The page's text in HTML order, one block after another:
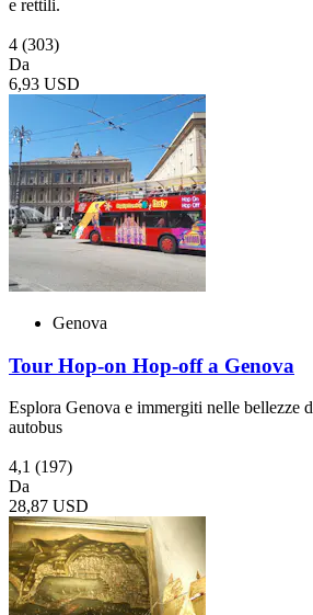
e rettili.
4 (303)
Da
6,93 USD
Genova
Tour Hop-on Hop-off a Genova
Esplora Genova e immergiti nelle bellezze
autobus
4,1 (197)
Da
28,87 USD